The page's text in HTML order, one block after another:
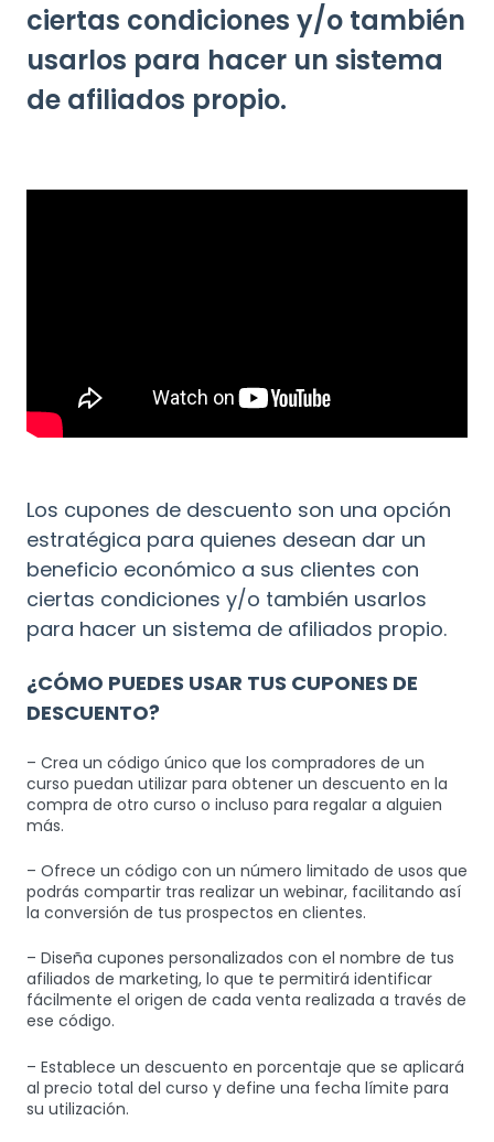
ciertas condiciones y/o también
usarlos para hacer un sistema
de afiliados propio.
Los cupones de descuento son una opción
estratégica para quienes desean dar un
beneficio económico a sus clientes con
ciertas condiciones y/o también usarlos
para hacer un sistema de afiliados propio.
¿CÓMO PUEDES USAR TUS CUPONES DE
DESCUENTO?
– Crea un código único que los compradores de un
curso puedan utilizar para obtener un descuento en la
compra de otro curso o incluso para regalar a alguien
más.
– Ofrece un código con un número limitado de usos que
podrás compartir tras realizar un webinar, facilitando así
la conversión de tus prospectos en clientes.
– Diseña cupones personalizados con el nombre de tus
afiliados de marketing, lo que te permitirá identificar
fácilmente el origen de cada venta realizada a través de
ese código.
– Establece un descuento en porcentaje que se aplicará
al precio total del curso y define una fecha límite para
su utilización.